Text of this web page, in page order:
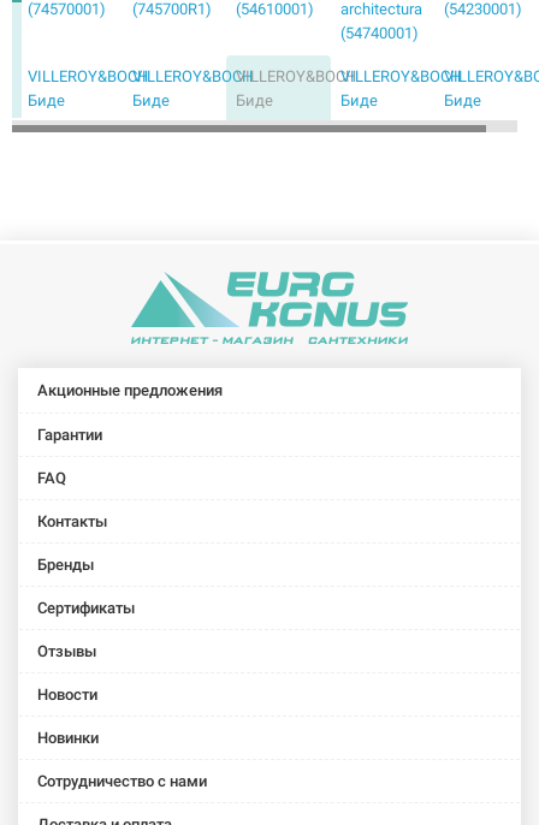
(74570001)
(745700R1)
(54610001)
architectura
(54740001)
(54230001)
VILLEROY&BOCH
Биде
подвесное
VILLEROY&BOCH
Биде
подвесное
VILLEROY&BOCH
Биде
подвесное
VILLEROY&BOCH
Биде
подвесное
Биде
подвесное
подвесное
Pure Stone
(547001U9)
подвесное
Subway 2.0
(54000001P)
подвесное
Venticello
(44110001)
Акционные предложения
Гарантии
FAQ
Контакты
Бренды
Сертификаты
Отзывы
Новости
Новинки
Сотрудничество с нами